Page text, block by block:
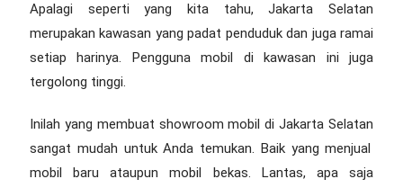
Apalagi seperti yang kita tahu, Jakarta Selatan
merupakan kawasan yang padat penduduk dan juga ramai
setiap harinya. Pengguna mobil di kawasan ini juga
tergolong tinggi.
Inilah yang membuat showroom mobil di Jakarta Selatan
sangat mudah untuk Anda temukan. Baik yang menjual
mobil baru ataupun mobil bekas. Lantas, apa saja